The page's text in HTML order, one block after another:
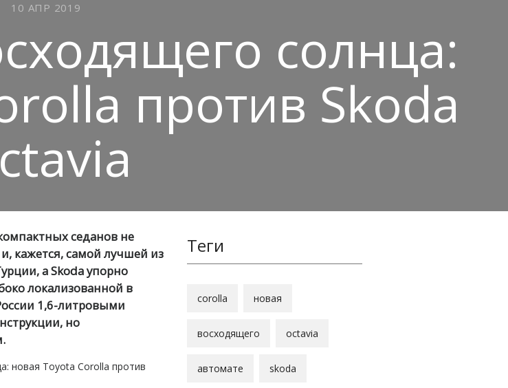
10 АПР 2019
солнца:
против Skoda
седанов не
кажется, самой лучшей из
а Skoda упорно
локализованной в
1,6-литровыми
но
новая Toyota Corolla против
Теги
corolla новая
восходящего octavia
автомате skoda